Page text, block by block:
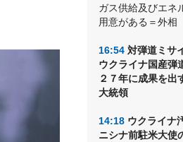
ガス供給及びエネ
用意がある＝外相
16:54 対弾道ミサ
ウクライナ国産弾
２７年に成果を出
大統領
14:18 ウクライナ
ニシナ前駐米大使